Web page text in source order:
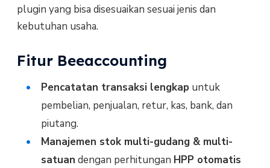
plugin yang bisa disesuaikan sesuai jenis dan
kebutuhan usaha.
Fitur Beeaccounting
Pencatatan transaksi lengkapuntuk
pembelian, penjualan, retur, kas, bank, dan
piutang.
Manajemen stok multi-gudang & multi-
satuan dengan perhitungan HPP otomatis